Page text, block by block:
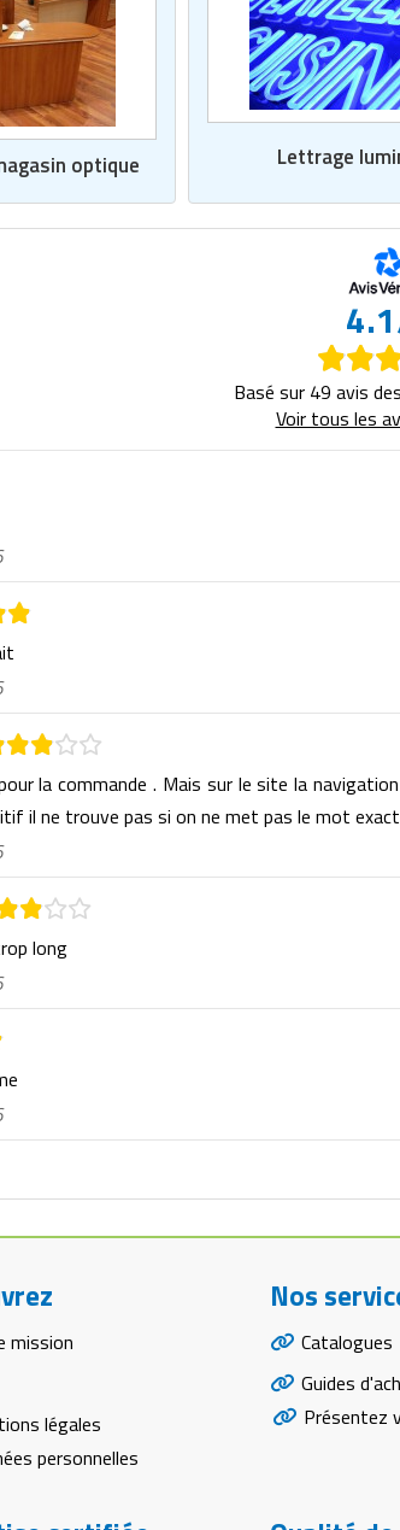
optique Lettrage
Basé sur 49 avis
Voir tous les
la commande . Mais sur le site la
il ne trouve pas si on ne met pas le mot
long
mission
légales
personnelles
Nos
Catalogues
Guides
Présentez